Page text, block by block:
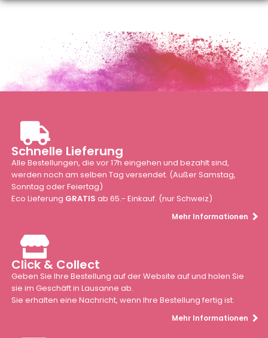
Schnelle Lieferung
Alle Bestellungen, die vor 17h eingehen und bezahlt sind,
werden noch am selben Tag versendet. (Außer Samstag,
Sonntag oder Feiertag)
Eco Lieferung GRATIS ab 65.- Einkauf. (nur Schweiz)
Mehr Informationen
Click & Collect
Geben Sie Ihre Bestellung auf der Website auf und holen Sie
sie im Geschäft in Lausanne ab.
Sie erhalten eine Nachricht, wenn Ihre Bestellung fertig ist.
Mehr Informationen